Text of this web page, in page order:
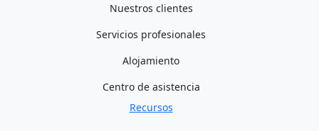
Nuestros clientes
Servicios profesionales
Alojamiento
Centro de asistencia
Recursos